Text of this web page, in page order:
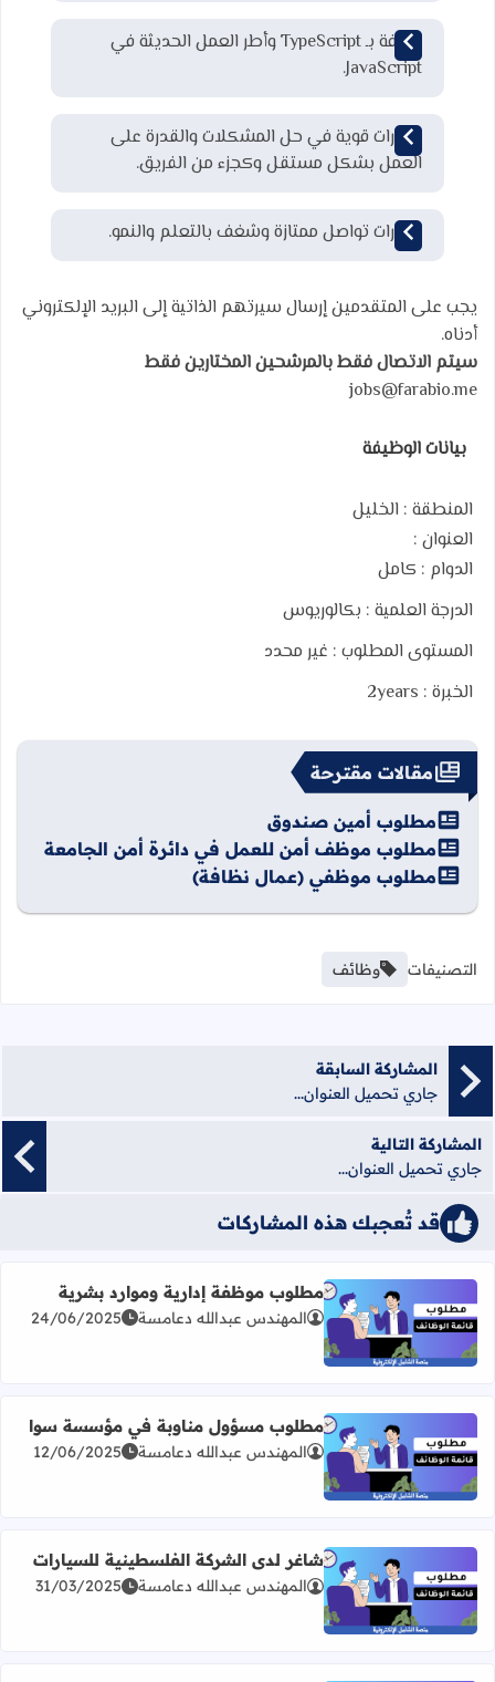
معرفة بـ TypeScript وأطر العمل الحديثة في
JavaScript.
مهارات قوية في حل المشكلات والقدرة على
العمل بشكل مستقل وكجزء من الفريق.
مهارات تواصل ممتازة وشغف بالتعلم والنمو.
يجب على المتقدمين إرسال سيرتهم الذاتية إلى البريد الإلكتروني
أدناه.
سيتم الاتصال فقط بالمرشحين المختارين فقط
jobs@farabio.me
بيانات الوظيفة
المنطقة : الخليل
العنوان :
الدوام : كامل
الدرجة العلمية : بكالوريوس
المستوى المطلوب : غير محدد
الخبرة :
مقالات مقترحة
مطلوب أمين صندوق
مطلوب موظف أمن للعمل في دائرة أمن الجامعة
مطلوب موظفي (عمال نظافة)
التصنيفات وظائف
المشاركة السابقة
جاري تحميل العنوان...
المشاركة التالية
جاري تحميل العنوان...
قد تُعجبك هذه المشاركات
اقرأ المزيد عن مطلوب موظفة إدارية وموارد بشرية
مطلوب موظفة إدارية وموارد بشرية
المهندس عبدالله دعامسة 24/06/2025
اقرأ المزيد عن مطلوب مسؤول مناوبة في مؤسسة سوا
مطلوب مسؤول مناوبة في مؤسسة سوا
المهندس عبدالله دعامسة 12/06/2025
اقرأ المزيد عن شاغر لدى الشركة الفلسطينية للسيارات
شاغر لدى الشركة الفلسطينية للسيارات
المهندس عبدالله دعامسة 31/03/2025